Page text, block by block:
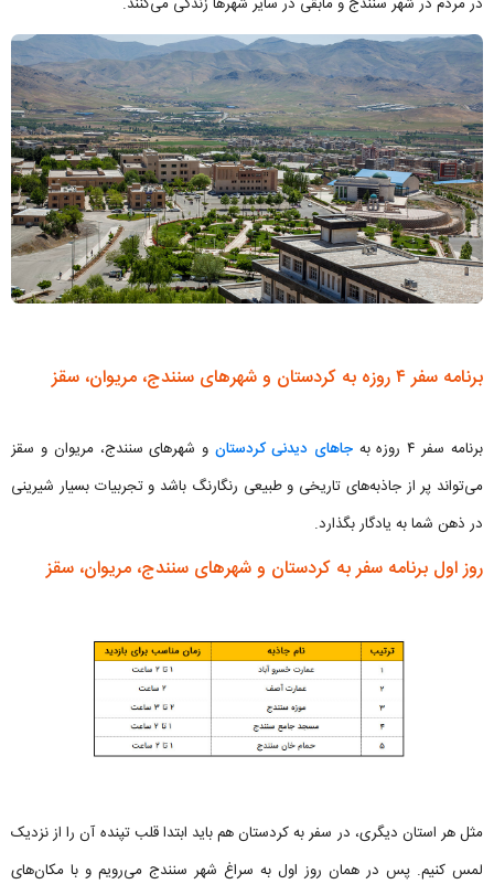
برنامه سفر ۴ روزه به کردستان و شهرهای سنندج، مریوان، سقز
برنامه سفر ۴ روزه به جاهای دیدنی کردستانو شهرهای سنندج، مریوان و سقز
می‌تواند پر از جاذبه‌های تاریخی و طبیعی رنگارنگ باشد و تجربیات بسیار شیرینی
در ذهن شما به یادگار بگذارد.
روز اول برنامه سفر به کردستان و شهرهای سنندج، مریوان، سقز
مثل هر استان دیگری، در سفر به کردستان هم باید ابتدا قلب تپنده آن را از نزدیک
لمس کنیم. پس در همان روز اول به سراغ شهر سنندج می‌رویم و با مکان‌های